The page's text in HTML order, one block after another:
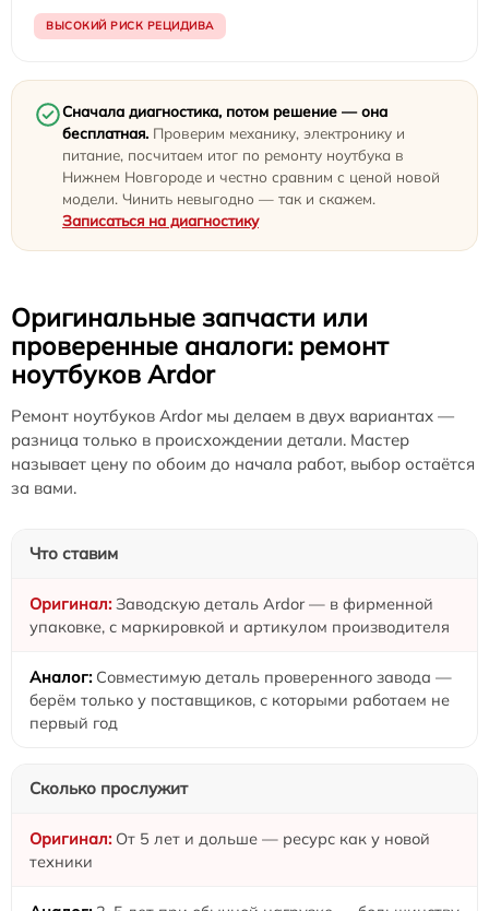
ВЫСОКИЙ РИСК РЕЦИДИВА
Сначала диагностика, потом решение — она
бесплатная. Проверим механику, электронику и
питание, посчитаем итог по ремонту ноутбука в
Нижнем Новгороде и честно сравним с ценой новой
модели. Чинить невыгодно — так и скажем.
Записаться на диагностику
Оригинальные запчасти или
проверенные аналоги: ремонт
ноутбуков Ardor
Ремонт ноутбуков Ardor мы делаем в двух вариантах —
разница только в происхождении детали. Мастер
называет цену по обоим до начала работ, выбор остаётся
за вами.
Что ставим
Заводскую деталь Ardor — в фирменной
упаковке, с маркировкой и артикулом производителя
Совместимую деталь проверенного завода —
берём только у поставщиков, с которыми работаем не
первый год
Сколько прослужит
От 5 лет и дольше — ресурс как у новой
техники